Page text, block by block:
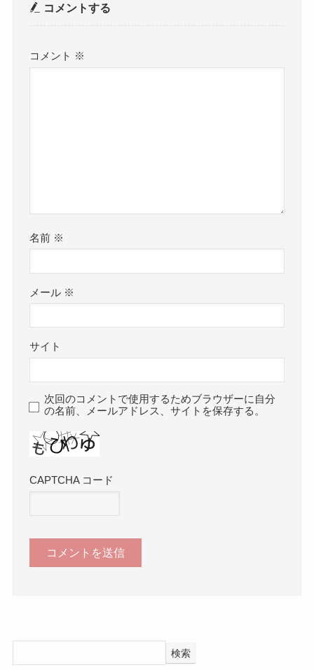
コメントする
コメント ※
名前 ※
メール ※
サイト
次回のコメントで使用するためブラウザーに自分
の名前、メールアドレス、サイトを保存する。
CAPTCHA コード
検索